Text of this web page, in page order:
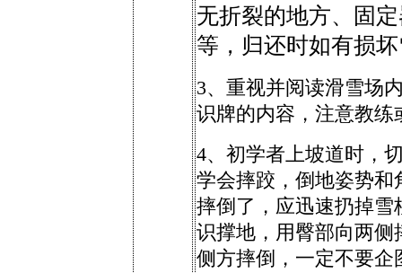
无折裂的地方、固
等，归还时如有损
3、重视并阅读滑雪场
识牌的内容，注意教练
4、初学者上坡道时，
学会摔跤，倒地姿势
摔倒了，应迅速扔掉
识撑地，用臀部向两
侧方摔倒，一定不要